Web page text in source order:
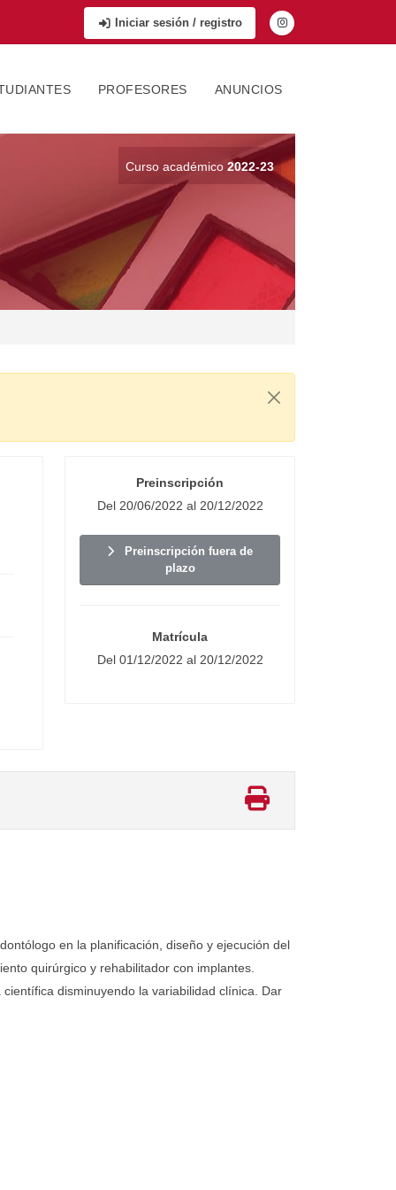
Iniciar sesión / registro
PROFESORES ANUNCIOS
Curso académico 2022-23
Preinscripción
Del 20/06/2022 al 20/12/2022
Preinscripción fuera de
plazo
Matrícula
Del 01/12/2022 al 20/12/2022
en la planificación, diseño y ejecución del
quirúrgico y rehabilitador con implantes.
disminuyendo la variabilidad clínica. Dar